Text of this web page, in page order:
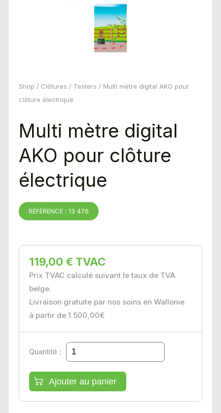
Shop / Clôtures / Testers / Multi mètre digital AKO pour
clôture électrique
Multi mètre digital
AKO pour clôture
électrique
RÉFÉRENCE : 13 476
119,00 € TVAC
Prix TVAC calculé suivant le taux de TVA
belge.
Livraison gratuite par nos soins en Wallonie
à partir de 1 500,00€
Quantité :